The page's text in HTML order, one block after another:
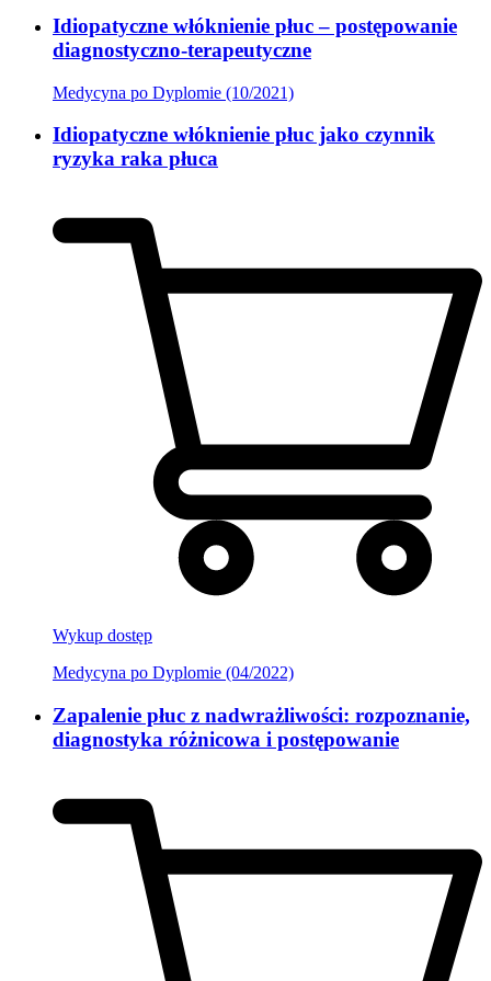
Idiopatyczne włóknienie płuc – postępowanie
diagnostyczno-terapeutyczne
Medycyna po Dyplomie (10/2021)
Idiopatyczne włóknienie płuc jako czynnik
ryzyka raka płuca
Wykup dostęp
Medycyna po Dyplomie (04/2022)
Zapalenie płuc z nadwrażliwości: rozpoznanie,
diagnostyka różnicowa i postępowanie